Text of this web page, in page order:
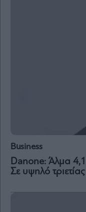
Business
Danone: Άλμα
Σε υψηλό